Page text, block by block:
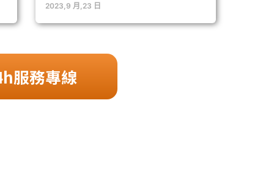
2023,9 月,23 日
服務專線